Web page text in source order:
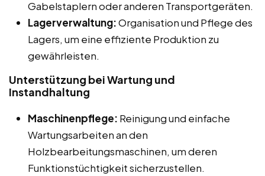
Gabelstaplern oder anderen Transportgeräten.
Lagerverwaltung:Organisation und Pflege des
Lagers, um eine effiziente Produktion zu
gewährleisten.
Unterstützung bei Wartung und
Instandhaltung
Maschinenpflege: Reinigung und einfache
Wartungsarbeiten an den
Holzbearbeitungsmaschinen, um deren
Funktionstüchtigkeit sicherzustellen.